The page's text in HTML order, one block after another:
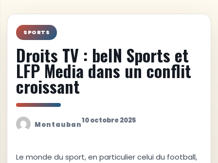
SPORTS
Droits TV : beIN Sports et
LFP Media dans un conflit
croissant
Montauban10 octobre 2025
Le monde du sport, en particulier celui du football,